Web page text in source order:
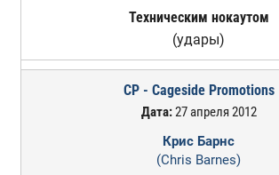
Техническим нокаутом
(удары)
CP - Cageside Promotions
Дата:27 апреля 2012
Крис Барнс
(Chris Barnes)